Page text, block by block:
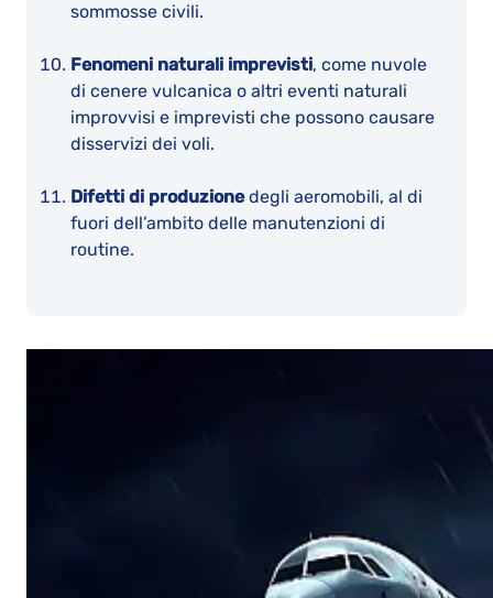
sommosse civili.
Fenomeni naturali imprevisti, come nuvole
di cenere vulcanica o altri eventi naturali
improvvisi e imprevisti che possono causare
disservizi dei voli.
Difetti di produzionedegli aeromobili, al di
fuori dell’ambito delle manutenzioni di
routine.